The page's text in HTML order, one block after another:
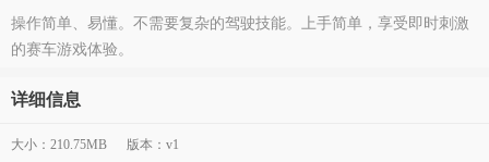
操作简单、易懂。不需要复杂的驾驶技能。上手简单，享受即时刺激
的赛车游戏体验。
详细信息
大小：210.75MB
版本：v1